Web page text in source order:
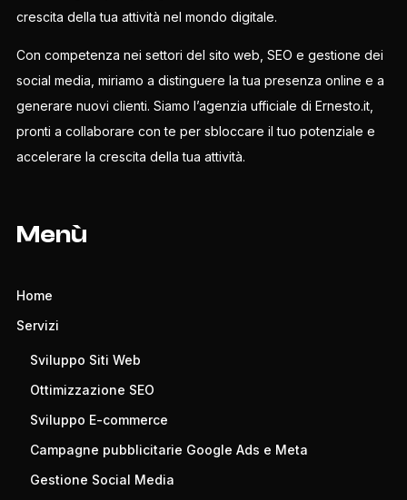
crescita della tua attività nel mondo digitale.
Con competenza nei settori del sito web, SEO e gestione dei
social media, miriamo a distinguere la tua presenza online e a
generare nuovi clienti. Siamo l’agenzia ufficiale di Ernesto.it,
pronti a collaborare con te per sbloccare il tuo potenziale e
accelerare la crescita della tua attività.
Menù
Home
Servizi
Sviluppo Siti Web
Ottimizzazione SEO
Sviluppo E-commerce
Campagne pubblicitarie Google Ads e Meta
Gestione Social Media